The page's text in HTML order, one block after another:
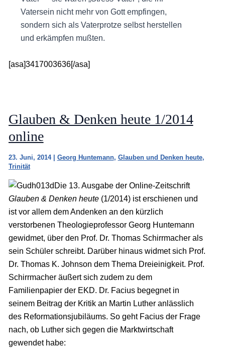
Vatersein nicht mehr von Gott empfingen,
sondern sich als Vaterprotze selbst herstellen
und erkämpfen mußten.
[asa]3417003636[/asa]
Glauben & Denken heute 1/2014
online
23. Juni, 2014 Georg Huntemann, Glauben und Denken heute,
Trinität
Die 13. Ausgabe der Online-Zeitschrift
Glauben & Denken heute(1/2014) ist erschienen und
ist vor allem dem Andenken an den kürzlich
verstorbenen Theologieprofessor Georg Huntemann
gewidmet, über den Prof. Dr. Thomas Schirrmacher als
sein Schüler schreibt. Darüber hinaus widmet sich Prof.
Dr. Thomas K. Johnson dem Thema Dreieinigkeit. Prof.
Schirrmacher äußert sich zudem zu dem
Familienpapier der EKD. Dr. Facius begegnet in
seinem Beitrag der Kritik an Martin Luther anlässlich
des Reformationsjubiläums. So geht Facius der Frage
nach, ob Luther sich gegen die Marktwirtschaft
gewendet habe: